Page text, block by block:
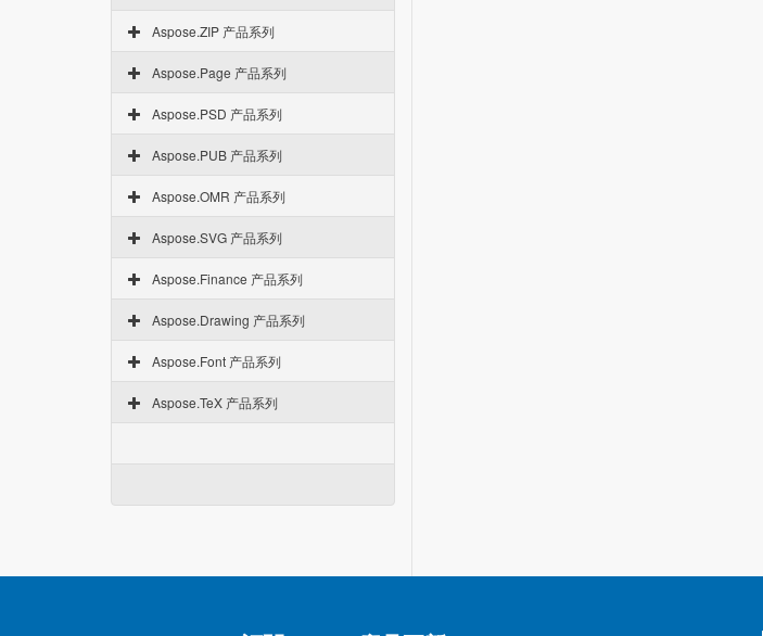
Aspose.ZIP 产品系列
Aspose.Page 产品系列
Aspose.PSD 产品系列
Aspose.PUB 产品系列
Aspose.OMR 产品系列
Aspose.SVG 产品系列
Aspose.Finance 产品系列
Aspose.Drawing 产品系列
Aspose.Font 产品系列
Aspose.TeX 产品系列